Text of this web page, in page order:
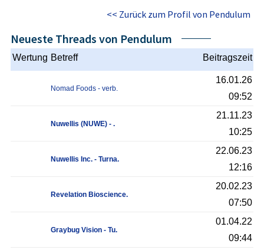
<< Zurück zum Profil von Pendulum
Neueste Threads von Pendulum
Wertung Betreff Beitragszeit
Nomad Foods - verb.
16.01.26
09:52
Nuwellis (NUWE) - .
21.11.23
10:25
Nuwellis Inc. - Turna.
22.06.23
12:16
Revelation Bioscience.
20.02.23
07:50
Graybug Vision - Tu.
01.04.22
09:44